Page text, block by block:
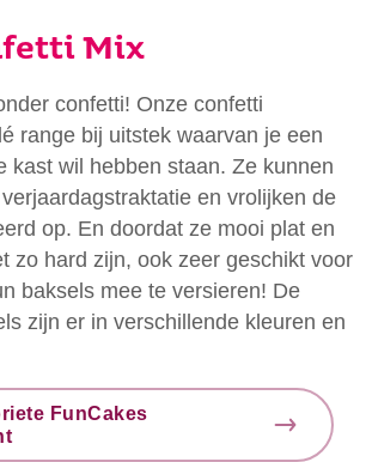
Mix
confetti! Onze confetti
range bij uitstek waarvan je een
kast wil hebben staan. Ze kunnen
en vrolijken de
op. En doordat ze mooi plat en
zo hard zijn, ook zeer geschikt voor
baksels mee te versieren! De
zijn er in verschillende kleuren en
FunCakes